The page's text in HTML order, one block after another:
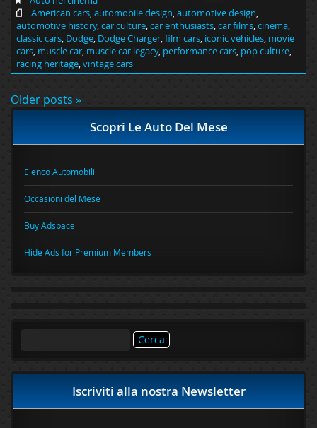
American cars,automobile design,automotive design,
automotive history,car culture,car enthusiasts,car films,cinema,
classic cars, Dodge, Dodge Charger,film cars, iconic vehicles, movie
cars, muscle car, muscle car legacy, performance cars, pop culture,
racing heritage,vintage cars
Older posts »
Scopri Le Auto Del Mese
Elenco Automobili
Occasioni del Mese
Buy Adspace
Hide Ads for Premium Members
Iscriviti alla nostra Newsletter